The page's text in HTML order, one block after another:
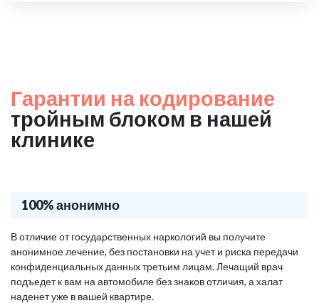
Гарантии на кодирование
тройным блоком в нашей
клинике
100% анонимно
В отличие от государственных наркологий вы получите
анонимное лечение, без постановки на учет и риска передачи
конфиденциальных данных третьим лицам. Лечащий врач
подъедет к вам на автомобиле без знаков отличия, а халат
наденет уже в вашей квартире.